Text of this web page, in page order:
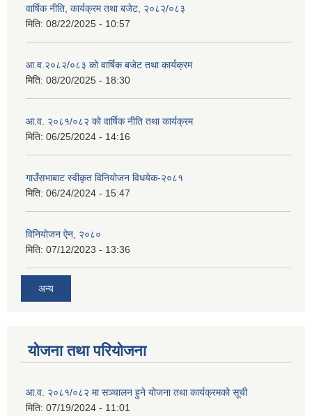
वार्षिक नीति, कार्यक्रम तथा बजेट, २०८२/०८३
मिति: 08/22/2025 - 10:57
आ.व.२०८२/०८३ को वार्षिक बजेट तथा कार्यक्रम
मिति: 08/20/2025 - 18:30
आ.व. २०८१/०८२ को वार्षिक नीति तथा कार्यक्रम
मिति: 06/25/2024 - 14:16
गाउँसभाबाट स्वीकृत विनियोजन विधयेक-२०८१
मिति: 06/24/2024 - 15:47
विनियोजन ऐन, २०८०
मिति: 07/12/2023 - 13:36
अन्य
योजना तथा परियोजना
आ.व. २०८१/०८२ मा सञ्चालन हुने योजना तथा कार्यक्रमको सूची
मिति: 07/19/2024 - 11:01